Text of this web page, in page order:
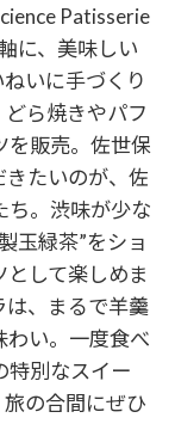
Patisserie
に、美味しい
いに手づくり
ら焼きやパフ
を販売。佐世保
きたいのが、佐
ち。渋味が少な
玉緑茶”をショ
して楽しめま
は、まるで羊羹
わい。一度食べ
特別なスイー
の合間にぜひ